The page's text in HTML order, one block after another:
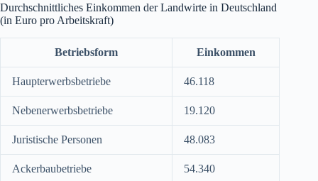
Durchschnittliches Einkommen der Landwirte in Deutschland
(in Euro pro Arbeitskraft)
Betriebsform Einkommen
Haupterwerbsbetriebe 46.118
Nebenerwerbsbetriebe 19.120
Juristische Personen 48.083
Ackerbaubetriebe 54.340